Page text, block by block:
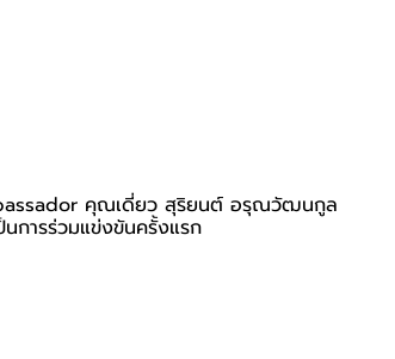
คุณเดี่ยว สุริยนต์ อรุณวัฒนกูล
การร่วมแข่งขันครั้งแรก